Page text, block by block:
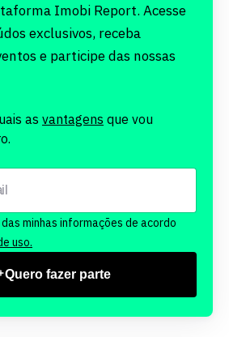
Imobi Report. Acesse
exclusivos, receba
e participe das nossas
as vantagens que vou
minhas informações de acordo
uso.
Quero fazer parte